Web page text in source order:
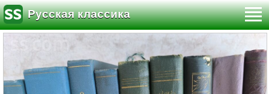
Русская классика